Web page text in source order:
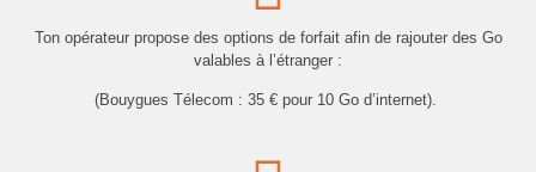
Ton opérateur propose des options de forfait afin de rajouter des Go
valables à l’étranger :
(Bouygues Télecom : 35 € pour 10 Go d’internet).